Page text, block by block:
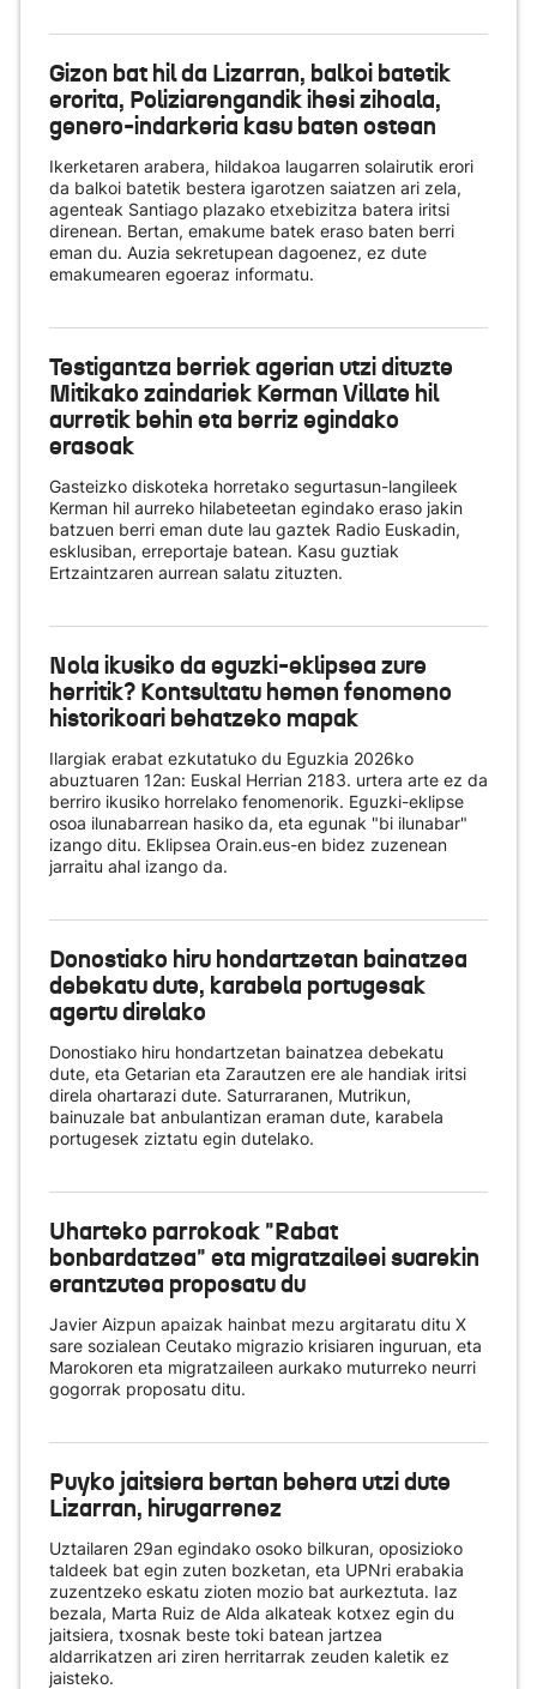
Gizon bat hil da Lizarran, balkoi batetik
erorita, Poliziarengandik ihesi zihoala,
genero-indarkeria kasu baten ostean
Ikerketaren arabera, hildakoa laugarren solairutik erori
da balkoi batetik bestera igarotzen saiatzen ari zela,
agenteak Santiago plazako etxebizitza batera iritsi
direnean. Bertan, emakume batek eraso baten berri
eman du. Auzia sekretupean dagoenez, ez dute
emakumearen egoeraz informatu.
Testigantza berriek agerian utzi dituzte
Mitikako zaindariek Kerman Villate hil
aurretik behin eta berriz egindako
erasoak
Gasteizko diskoteka horretako segurtasun-langileek
Kerman hil aurreko hilabeteetan egindako eraso jakin
batzuen berri eman dute lau gaztek Radio Euskadin,
esklusiban, erreportaje batean. Kasu guztiak
Ertzaintzaren aurrean salatu zituzten.
Nola ikusiko da eguzki-eklipsea zure
herritik? Kontsultatu hemen fenomeno
historikoari behatzeko mapak
Ilargiak erabat ezkutatuko du Eguzkia 2026ko
abuztuaren 12an: Euskal Herrian 2183. urtera arte ez da
berriro ikusiko horrelako fenomenorik. Eguzki-eklipse
osoa ilunabarrean hasiko da, eta egunak "bi ilunabar"
izango ditu. Eklipsea Orain.eus-en bidez zuzenean
jarraitu ahal izango da.
Donostiako hiru hondartzetan bainatzea
debekatu dute, karabela portugesak
agertu direlako
Donostiako hiru hondartzetan bainatzea debekatu
dute, eta Getarian eta Zarautzen ere ale handiak iritsi
direla ohartarazi dute. Saturraranen, Mutrikun,
bainuzale bat anbulantizan eraman dute, karabela
portugesek ziztatu egin dutelako.
Uharteko parrokoak "Rabat
bonbardatzea" eta migratzaileei suarekin
erantzutea proposatu du
Javier Aizpun apaizak hainbat mezu argitaratu ditu X
sare sozialean Ceutako migrazio krisiaren inguruan, eta
Marokoren eta migratzaileen aurkako muturreko neurri
gogorrak proposatu ditu.
Puyko jaitsiera bertan behera utzi dute
Lizarran, hirugarrenez
Uztailaren 29an egindako osoko bilkuran, oposizioko
taldeek bat egin zuten bozketan, eta UPNri erabakia
zuzentzeko eskatu zioten mozio bat aurkeztuta. Iaz
bezala, Marta Ruiz de Alda alkateak kotxez egin du
jaitsiera, txosnak beste toki batean jartzea
aldarrikatzen ari ziren herritarrak zeuden kaletik ez
jaisteko.